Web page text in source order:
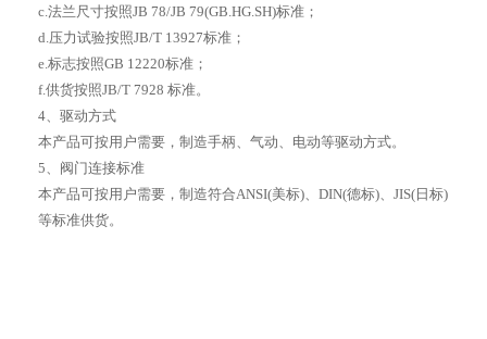
c.法兰尺寸按照JB 78/JB 79(GB.HG.SH)标准；
d.压力试验按照JB/T 13927标准；
e.标志按照GB 12220标准；
f.供货按照JB/T 7928 标准。
4、驱动方式
本产品可按用户需要，制造手柄、气动、电动等驱动方式。
5、阀门连接标准
本产品可按用户需要，制造符合ANSI(美标)、DIN(德标)、JIS(日标)
等标准供货。